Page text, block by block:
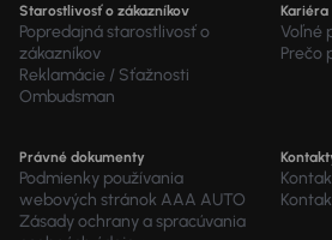
Starostlivosť o zákazníkov
Popredajná starostlivosť o
zákazníkov
Reklamácie / Sťažnosti
Ombudsman
Kariéra
Voľné
Prečo
Právné dokumenty
Podmienky používania
webových stránok AAA AUTO
Zásady ochrany a spracúvania